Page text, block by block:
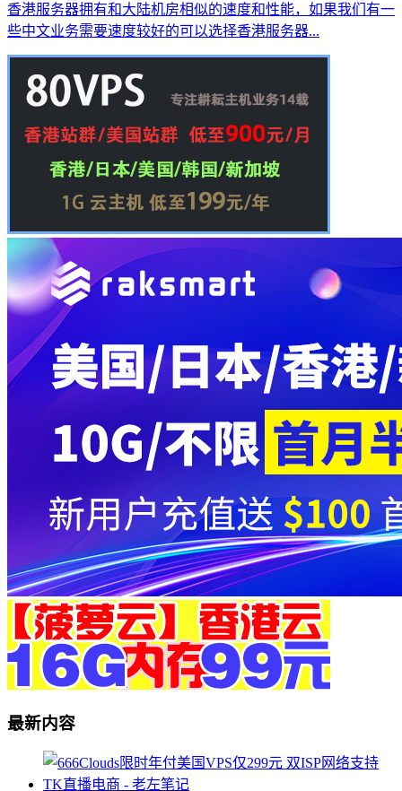
香港服务器拥有和大陆机房相似的速度和性能，如果我们有一
些中文业务需要速度较好的可以选择香港服务器...
最新内容